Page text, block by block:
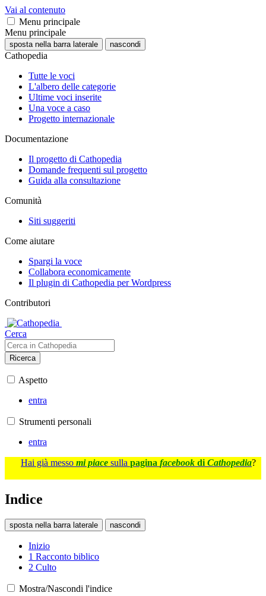
Vai al contenuto
Menu principale
Menu principale
sposta nella barra laterale nascondi
Cathopedia
Tutte le voci
L'albero delle categorie
Ultime voci inserite
Una voce a caso
Progetto internazionale
Documentazione
Il progetto di Cathopedia
Domande frequenti sul progetto
Guida alla consultazione
Comunità
Siti suggeriti
Come aiutare
Spargi la voce
Collabora economicamente
Il plugin di Cathopedia per Wordpress
Contributori
Cerca
Ricerca
Aspetto
entra
Strumenti personali
entra
Hai già messo mi piace sulla pagina facebook di Cathopedia?
Indice
sposta nella barra laterale nascondi
Inizio
1 Racconto biblico
2 Culto
Mostra/Nascondi l'indice